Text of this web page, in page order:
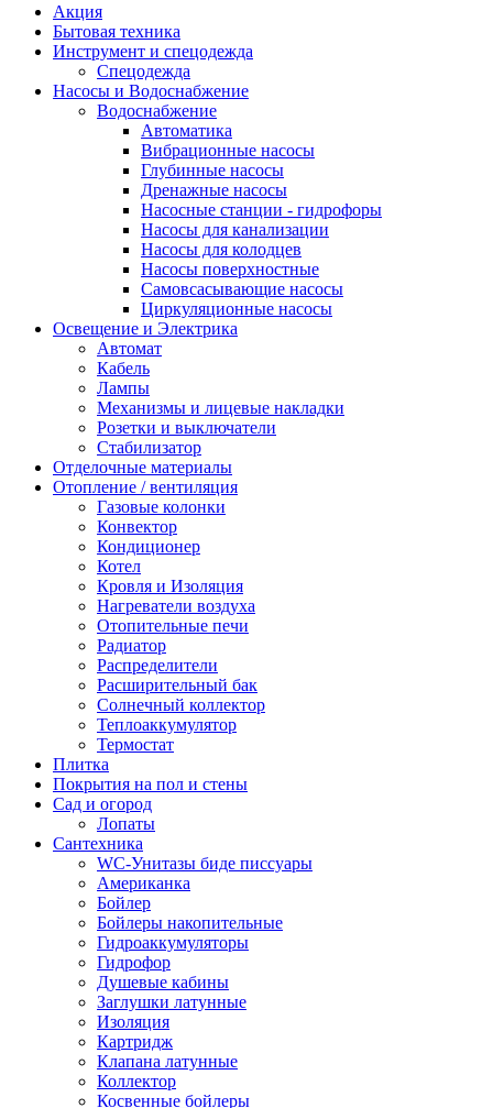
Акция
Бытовая техника
Инструмент и спецодежда
Спецодежда
Насосы и Водоснабжение
Водоснабжение
Автоматика
Вибрационные насосы
Глубинные насосы
Дренажные насосы
Насосные станции - гидрофоры
Насосы для канализации
Насосы для колодцев
Насосы поверхностные
Самовсасывающие насосы
Циркуляционные насосы
Освещение и Электрика
Автомат
Кабель
Лампы
Механизмы и лицевые накладки
Розетки и выключатели
Стабилизатор
Отделочные материалы
Отопление / вентиляция
Газовые колонки
Конвектор
Кондиционер
Котел
Кровля и Изоляция
Нагреватели воздуха
Отопительные печи
Радиатор
Распределители
Расширительный бак
Солнечный коллектор
Теплоаккумулятор
Термостат
Плитка
Покрытия на пол и стены
Сад и огород
Лопаты
Сантехника
WC-Унитазы биде писсуары
Американка
Бойлер
Бойлеры накопительные
Гидроаккумуляторы
Гидрофор
Душевые кабины
Заглушки латунные
Изоляция
Картридж
Клапана латунные
Коллектор
Косвенные бойлеры